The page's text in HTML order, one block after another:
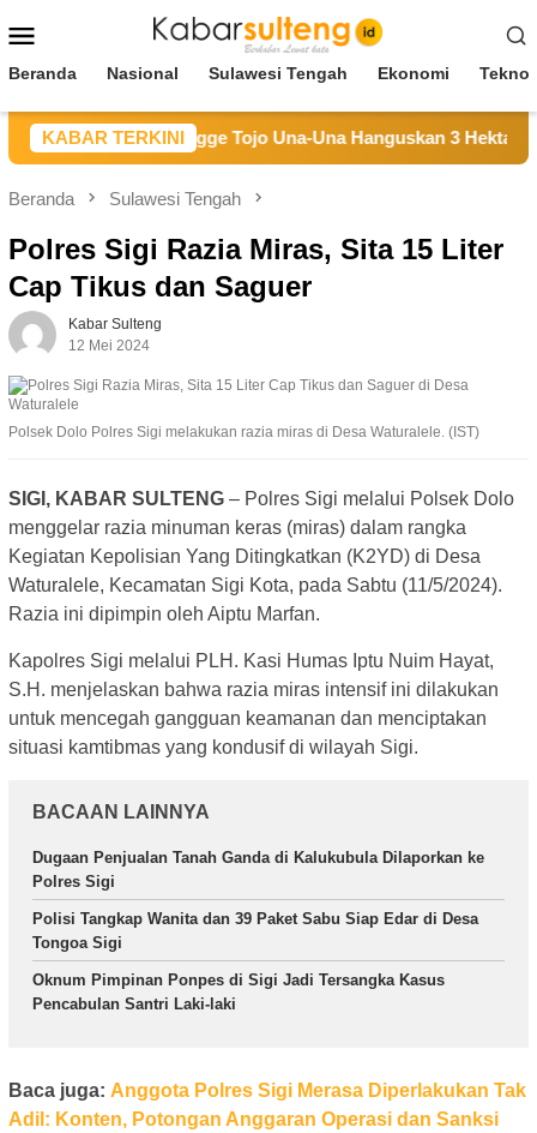
ke
Mobile
Beranda Nasional Sulawesi Tengah Ekonomi
KABAR TERKINI
Hutan di Longge Tojo Una-Una Hanguskan 3 Hektare
Beranda Sulawesi Tengah
Polres Sigi Razia Miras, Sita 15 Liter
Cap Tikus dan Saguer
Kabar Sulteng
12 Mei 2024
Polsek Dolo Polres Sigi melakukan razia miras di Desa Waturalele. (IST)
SIGI, KABAR SULTENG – Polres Sigi melalui Polsek Dolo
menggelar razia minuman keras (miras) dalam rangka
Kegiatan Kepolisian Yang Ditingkatkan (K2YD) di Desa
Waturalele, Kecamatan Sigi Kota, pada Sabtu (11/5/2024).
Razia ini dipimpin oleh Aiptu Marfan.
Kapolres Sigi melalui PLH. Kasi Humas Iptu Nuim Hayat,
S.H. menjelaskan bahwa razia miras intensif ini dilakukan
untuk mencegah gangguan keamanan dan menciptakan
situasi kamtibmas yang kondusif di wilayah Sigi.
BACAAN LAINNYA
Dugaan Penjualan Tanah Ganda di Kalukubula Dilaporkan ke
Polres Sigi
Polisi Tangkap Wanita dan 39 Paket Sabu Siap Edar di Desa
Tongoa Sigi
Oknum Pimpinan Ponpes di Sigi Jadi Tersangka Kasus
Pencabulan Santri Laki-laki
Baca juga: Anggota Polres Sigi Merasa Diperlakukan Tak
Adil: Konten, Potongan Anggaran Operasi dan Sanksi